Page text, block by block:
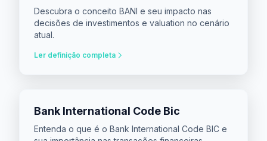
Descubra o conceito BANI e seu impacto nas
decisões de investimentos e valuation no cenário
atual.
Ler definição completa
Bank International Code Bic
Entenda o que é o Bank International Code BIC e